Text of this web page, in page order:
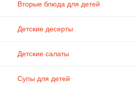
Вторые блюда для детей
Детские десерты
Детские салаты
Супы для детей